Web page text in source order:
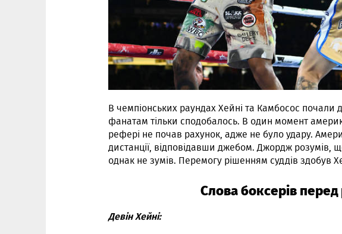
В чемпіонських раундах Хейні та Камбосос почали
фанатам тільки сподобалось. В один момент
рефері не почав рахунок, адже не було удару.
дистанції, відповідавши джебом. Джордж розумів,
однак не зумів. Перемогу рішенням суддів здобув
Слова боксерів
Девін Хейні: